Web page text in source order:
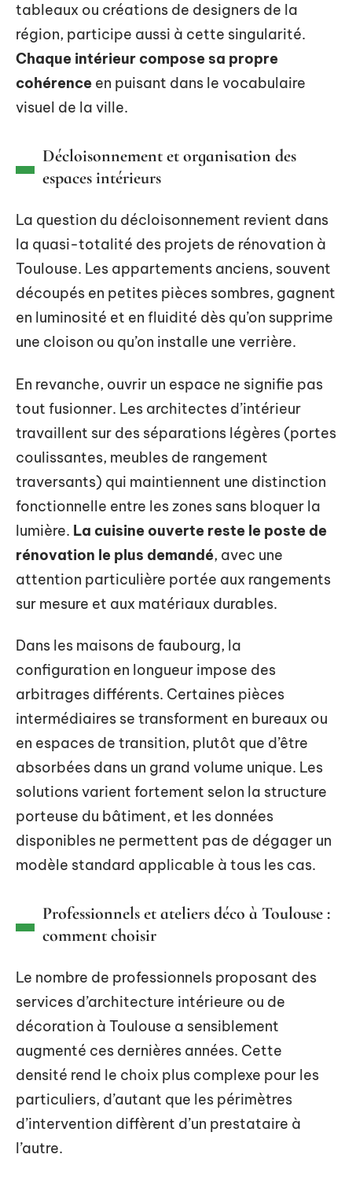
tableaux ou créations de designers de la
région, participe aussi à cette singularité.
Chaque intérieur compose sa propre
cohérence en puisant dans le vocabulaire
visuel de la ville.
Décloisonnement et organisation des
espaces intérieurs
La question du décloisonnement revient dans
la quasi-totalité des projets de rénovation à
Toulouse. Les appartements anciens, souvent
découpés en petites pièces sombres, gagnent
en luminosité et en fluidité dès qu’on supprime
une cloison ou qu’on installe une verrière.
En revanche, ouvrir un espace ne signifie pas
tout fusionner. Les architectes d’intérieur
travaillent sur des séparations légères (portes
coulissantes, meubles de rangement
traversants) qui maintiennent une distinction
fonctionnelle entre les zones sans bloquer la
lumière. La cuisine ouverte reste le poste de
rénovation le plus demandé, avec une
attention particulière portée aux rangements
sur mesure et aux matériaux durables.
Dans les maisons de faubourg, la
configuration en longueur impose des
arbitrages différents. Certaines pièces
intermédiaires se transforment en bureaux ou
en espaces de transition, plutôt que d’être
absorbées dans un grand volume unique. Les
solutions varient fortement selon la structure
porteuse du bâtiment, et les données
disponibles ne permettent pas de dégager un
modèle standard applicable à tous les cas.
Professionnels et ateliers déco à Toulouse :
comment choisir
Le nombre de professionnels proposant des
services d’architecture intérieure ou de
décoration à Toulouse a sensiblement
augmenté ces dernières années. Cette
densité rend le choix plus complexe pour les
particuliers, d’autant que les périmètres
d’intervention diffèrent d’un prestataire à
l’autre.